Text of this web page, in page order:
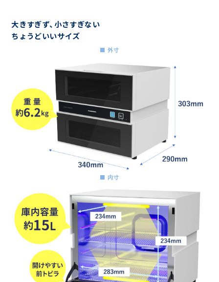
お買い物を続ける カートへ進む
大きすぎず、 小さすぎない
ちょうどいいサイズ
■ 外寸
■ 内寸